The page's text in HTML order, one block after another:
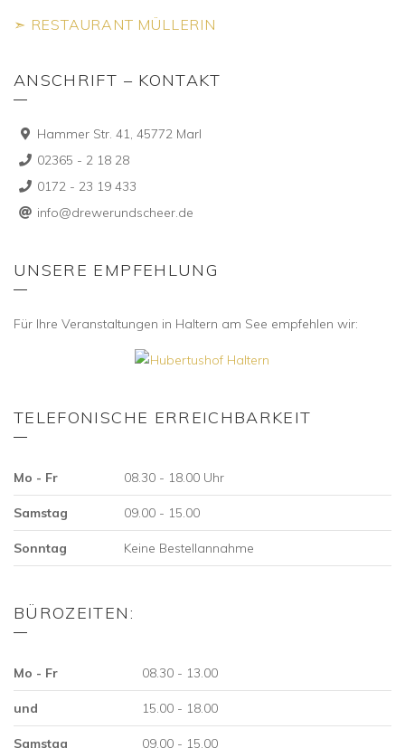
➣ RESTAURANT MÜLLERIN
ANSCHRIFT – KONTAKT
Hammer Str. 41, 45772 Marl
02365 - 2 18 28
0172 - 23 19 433
info@drewerundscheer.de
UNSERE EMPFEHLUNG
Für Ihre Veranstaltungen in Haltern am See empfehlen wir:
TELEFONISCHE ERREICHBARKEIT
Mo - Fr 08.30 - 18.00 Uhr
Samstag 09.00 - 15.00
Sonntag Keine Bestellannahme
BÜROZEITEN:
Mo - Fr 08.30 - 13.00
und 15.00 - 18.00
Samstag 09.00 - 15.00